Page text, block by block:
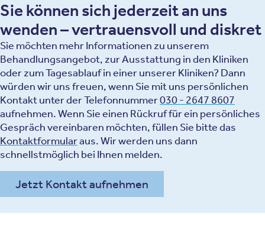
Sie können sich jederzeit an uns
wenden – vertrauensvoll und diskret
Sie möchten mehr Informationen zu unserem
Behandlungsangebot, zur Ausstattung in den Kliniken
oder zum Tagesablauf in einer unserer Kliniken? Dann
würden wir uns freuen, wenn Sie mit uns persönlichen
Kontakt unter der Telefonnummer030 - 2647 8607
aufnehmen. Wenn Sie einen Rückruf für ein persönliches
Gespräch vereinbaren möchten, füllen Sie bitte das
Kontaktformularaus. Wir werden uns dann
schnellstmöglich bei Ihnen melden.
Jetzt Kontakt aufnehmen